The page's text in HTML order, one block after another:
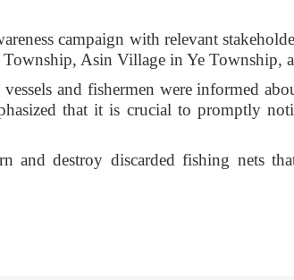
campaign with relevant
Asin Village in Ye
and fishermen were informed
that it is crucial to promptly
and destroy discarded fishing nets